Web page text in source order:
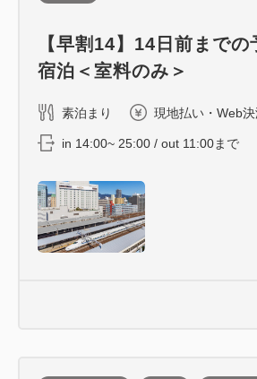
【早割14】14日前まで
宿泊＜室料のみ＞
素泊まり 現地払い・Web
in 14:00~ 25:00 / out 11:00まで